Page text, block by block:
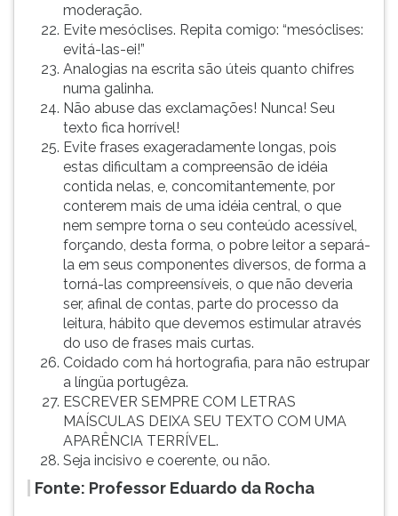
moderação.
Evite mesóclises. Repita comigo: “mesóclises:
evitá-las-ei!”
Analogias na escrita são úteis quanto chifres
numa galinha.
Não abuse das exclamações! Nunca! Seu
texto fica horrível!
Evite frases exageradamente longas, pois
estas dificultam a compreensão de idéia
contida nelas, e, concomitantemente, por
conterem mais de uma idéia central, o que
nem sempre torna o seu conteúdo acessível,
forçando, desta forma, o pobre leitor a separá-
la em seus componentes diversos, de forma a
torná-las compreensíveis, o que não deveria
ser, afinal de contas, parte do processo da
leitura, hábito que devemos estimular através
do uso de frases mais curtas.
Coidado com há hortografia, para não estrupar
a língüa portugêza.
ESCREVER SEMPRE COM LETRAS
MAÍSCULAS DEIXA SEU TEXTO COM UMA
APARÊNCIA TERRÍVEL.
Seja incisivo e coerente, ou não.
Fonte: Professor Eduardo da Rocha